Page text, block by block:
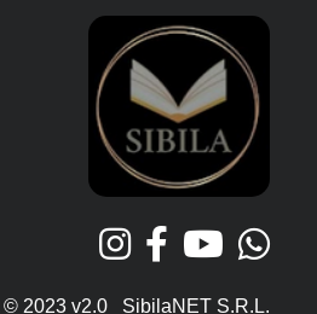
© 2023 v2.0 SibilaNET S.R.L.